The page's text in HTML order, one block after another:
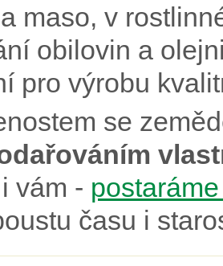
maso, v
obilovin a
pro výrobu
se
vám -
času i